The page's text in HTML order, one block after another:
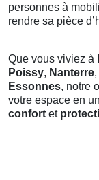
personnes à
rendre sa pièce
Que vous viviez à
Poissy, Nanterre,
Essonnes, notre
votre espace en
confort et